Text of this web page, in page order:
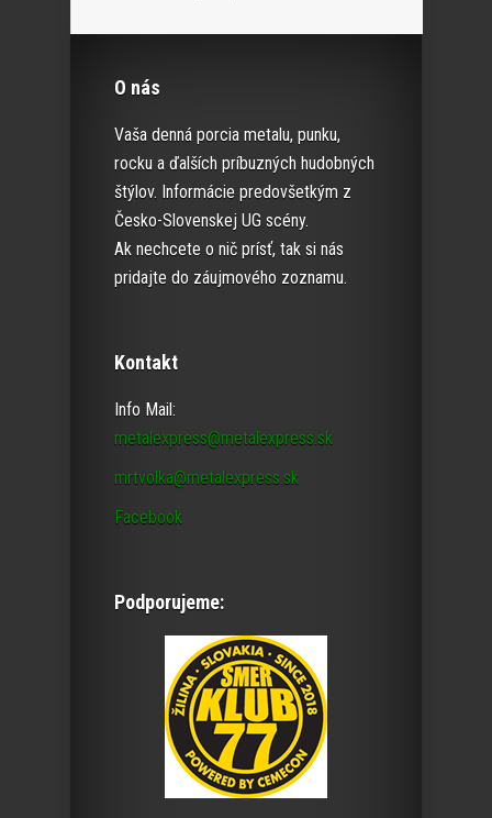
O nás
Vaša denná porcia metalu, punku,
rocku a ďalších príbuzných hudobných
štýlov. Informácie predovšetkým z
Česko-Slovenskej UG scény.
Ak nechcete o nič prísť, tak si nás
pridajte do záujmového zoznamu.
Kontakt
Info Mail:
metalexpress@metalexpress.sk
mrtvolka@metalexpress.sk
Facebook
Podporujeme: